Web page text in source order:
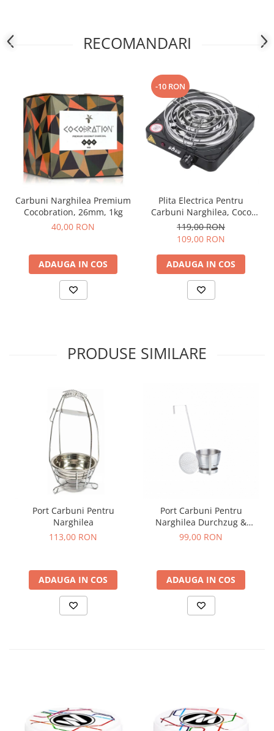
RECOMANDARI
Carbuni Narghilea Premium
Cocobration, 26mm, 1kg
40,00 RON
ADAUGA IN COS
-10 RON
Plita Electrica Pentru
Carbuni Narghilea, Coco
Boss, 1000W
119,00 RON
109,00 RON
ADAUGA IN COS
PRODUSE SIMILARE
Port Carbuni Pentru
Narghilea
113,00 RON
ADAUGA IN COS
Port Carbuni Pentru
Narghilea Durchzug &
Gitter
99,00 RON
ADAUGA IN COS